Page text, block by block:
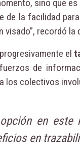
sino que es
de la facilidad
recordó
el
de
los colectivos
en
en